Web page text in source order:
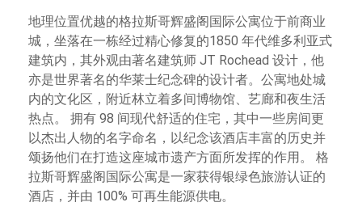
地理位置优越的格拉斯哥辉盛阁国际公寓位于前商业
城，坐落在一栋经过精心修复的1850 年代维多利亚式
建筑内，其外观由著名建筑师 JT Rochead 设计，他
亦是世界著名的华莱士纪念碑的设计者。公寓地处城
内的文化区，附近林立着多间博物馆、艺廊和夜生活
热点。 拥有 98 间现代舒适的住宅，其中一些房间更
以杰出人物的名字命名，以纪念该酒店丰富的历史并
颂扬他们在打造这座城市遗产方面所发挥的作用。 格
拉斯哥辉盛阁国际公寓是一家获得银绿色旅游认证的
酒店，并由 100% 可再生能源供电。